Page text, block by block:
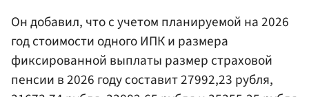
Он добавил, что с учетом планируемой на 2026
год стоимости одного ИПК и размера
фиксированной выплаты размер страховой
пенсии в 2026 году составит 27992,23 рубля,